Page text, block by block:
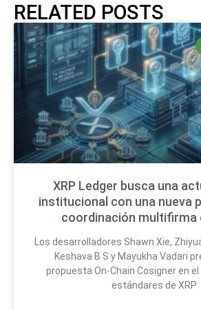
RELATED POSTS
XRP Ledger busca una
institucional con una nueva
coordinación multifirma
Los desarrolladores Shawn Xie,
Keshava B S y Mayukha Vadari
propuesta On-Chain Cosigner en
estándares de XRP